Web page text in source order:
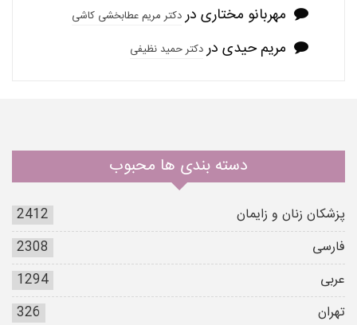
مهربانو مختاری دردکتر مریم عطابخشی کاشی
مریم حیدی دردکتر حمید نظیفی
دسته بندی ها محبوب
پزشکان زنان و زایمان
2412
فارسی
2308
عربی
1294
تهران
326